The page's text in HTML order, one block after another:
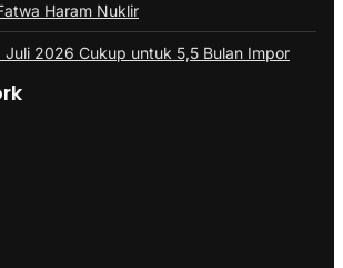
Haram Nuklir
Juli 2026 Cukup untuk 5,5 Bulan Impor